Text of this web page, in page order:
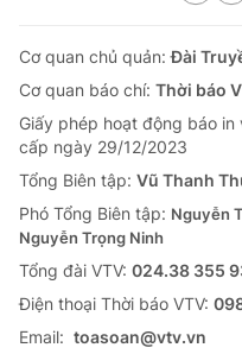
Cơ quan chủ quản:Đài
Cơ quan báo chí: Thời báo
Giấy phép hoạt động báo
cấp ngày 29/12/2023
Tổng Biên tập: Vũ Thanh
Phó Tổng Biên tập: Nguyễn
Nguyễn Trọng Ninh
Tổng đài VTV: 024.38 355
Ðiện thoại Thời báo VTV:
Email: toasoan@vtv.vn